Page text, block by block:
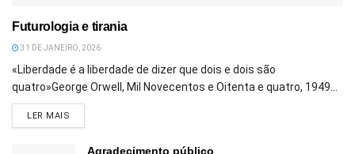
Futurologia e tirania
31 DE JANEIRO, 2026
«Liberdade é a liberdade de dizer que dois e dois são
quatro»George Orwell, Mil Novecentos e Oitenta e quatro, 1949...
LER MAIS
Agradecimento público